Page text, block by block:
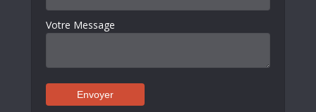
Votre Message